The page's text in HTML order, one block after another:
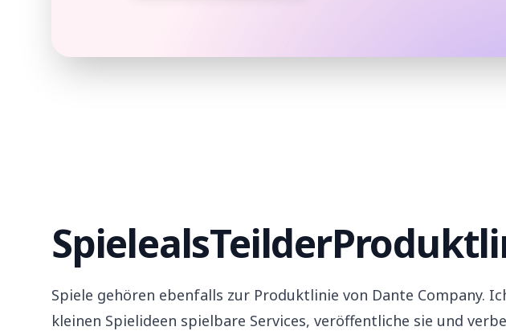
SpielealsTeilder
Spiele gehören ebenfalls zur Produktlinie von Dante Company.
kleinen Spielideen spielbare Services, veröffentliche sie und